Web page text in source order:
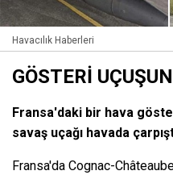
Havacılık Haberleri
GÖSTERİ
Fransa'daki bir hava
savaş uçağı havada
Fransa'da Cognac-